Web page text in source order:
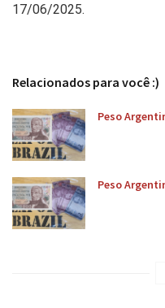
17/06/2025.
Relacionados para você :)
Peso
Peso